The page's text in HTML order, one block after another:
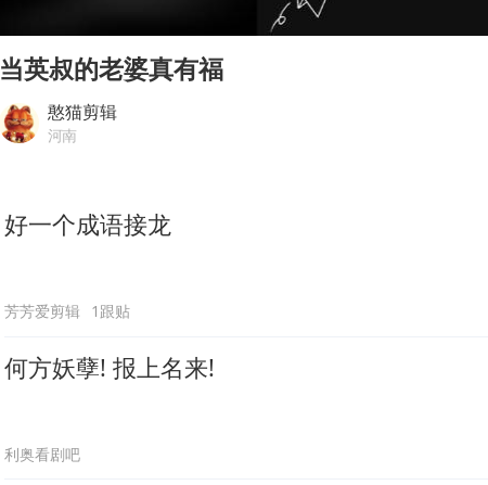
陕西柞水泥石流已致2死 仍有1人失联
店主称换“青海拉面”招牌后生意更好
当英叔的老婆真有福
憨猫剪辑
河南
好一个成语接龙
芳芳爱剪辑 1跟贴
何方妖孽! 报上名来!
利奥看剧吧